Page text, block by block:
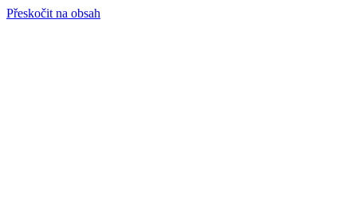
Přeskočit na obsah